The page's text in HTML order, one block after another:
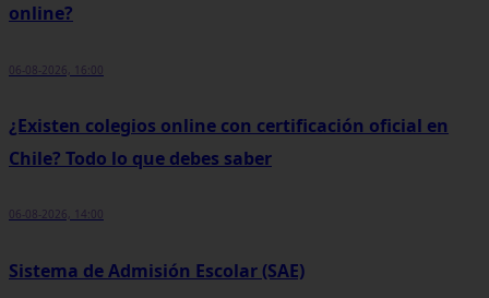
online?
06-08-2026, 16:00
¿Existen colegios online con certificación oficial en
Chile? Todo lo que debes saber
06-08-2026, 14:00
Sistema de Admisión Escolar (SAE)